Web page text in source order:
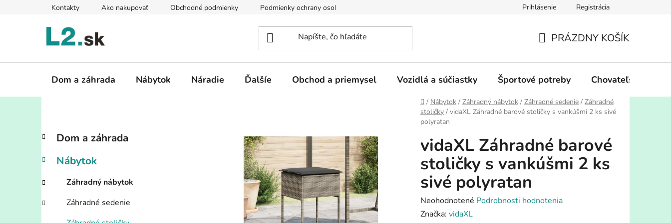
Kontakty Ako nakupovať Obchodné podmienky Podmienky ochrany osobných údajov Prihlásenie Registrácia
KOŠÍK
PRÁZDNY KOŠÍK
Dom a záhrada Nábytok Náradie Ďalšíe Obchod a priemysel Vozidlá a súčiastky Športové potreby Chovateľské
Domov
/ Nábytok / Záhradný nábytok / Záhradné sedenie / Záhradné
stoličky / vidaXL Záhradné barové stoličky s vankúšmi 2 ks sivé
polyratan
B
č
ý
p
a
Preskočiť
kategórie
K
a
e
ó
i
Dom a záhrada
Nábytok
Záhradný nábytok
Záhradné sedenie
vidaXL Záhradné barové
stoličky s vankúšmi 2 ks
sivé polyratan
Priemerné
hodnotenie
Neohodnotené Podrobnosti hodnotenia
Značka: vidaXL